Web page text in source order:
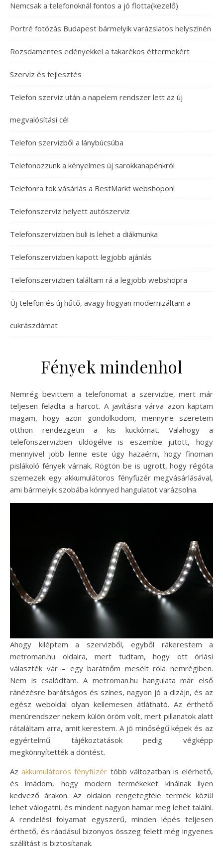
Nemcsak a telefonoknál fontos a jó flotta(kezelő)
Portré fotózás Budapest bármelyik varázslatos helyszínén
Rozsdamentes edényekkel a takarékos éttermekért
Szerviz és fejlesztés
Telefon szerviz után a napelem rendszer lett az új
megvalósítási cél
Telefon szervizből a lánybúcsúba
Telefonozzunk a kényelmes új sarokkanapénkról
Telefonra tok vásárlás a BestMarkt webshopon!
Telefonszerviz helyett autószerviz
Telefonszervizben buli is lehet a diákmunka
Telefonszervizben kapott legjobb ajánlás
Telefonszervizben találtam rá a legjobb webshopra
Új telefon és új hűtő, avagy hogyan modernizáltam a
cukrászdámat
Fények mindenhol
Nemrég bevittem a telefonomat a szervizbe, mert már
teljesen feladta a harcot. A javításra várva azon kaptam
magam, hogy azon gondolkodom, mennyire szeretem
otthon rendezgetni a kis kuckómat. Valahogy a
telefonszervizben üldögélve is eszembe jutott, hogy
mennyivel jobb lenne este úgy hazaérni, hogy finoman
pislákoló fények várnak. Rögtön be is ugrott, hogy régóta
szemezek egy akkumulátoros fényfüzér megvásárlásával,
ami bármelyik szobába könnyed hangulatot varázsolna.
Ahogy kiléptem a szervizből, egyből rákerestem a
metroman.hu oldalra, mert tudtam, hogy ott óriási
választék vár – egy barátnőm mesélt róla nemrégiben.
Nem is csalódtam. A metroman.hu hangulata már első
ránézésre barátságos és színes, nagyon jó a dizájn, és az
egész weboldal olyan kellemesen átlátható. Az érthető
menürendszer nekem külön öröm volt, mert pillanatok alatt
rátaláltam arra, amit kerestem. A jó minőségű képek és az
egyértelmű tájékoztatások pedig végképp
megkönnyítették a döntést.
Azakkumulátoros fényfüzér több változatban is elérhető,
és imádom, hogy modern termékeket kínálnak ilyen
kedvező árakon. Az oldalon rengetegféle termék közül
lehet válogatni, és mindent nagyon hamar meg lehet találni.
A rendelési folyamat egyszerű, minden lépés teljesen
érthető, és ráadásul bizonyos összeg felett még ingyenes
szállítást is biztosítanak.